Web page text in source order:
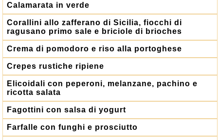
Calamarata in verde
Corallini allo zafferano di Sicilia, fiocchi di
ragusano primo sale e briciole di brioches
Crema di pomodoro e riso alla portoghese
Crepes rustiche ripiene
Elicoidali con peperoni, melanzane, pachino e
ricotta salata
Fagottini con salsa di yogurt
Farfalle con funghi e prosciutto